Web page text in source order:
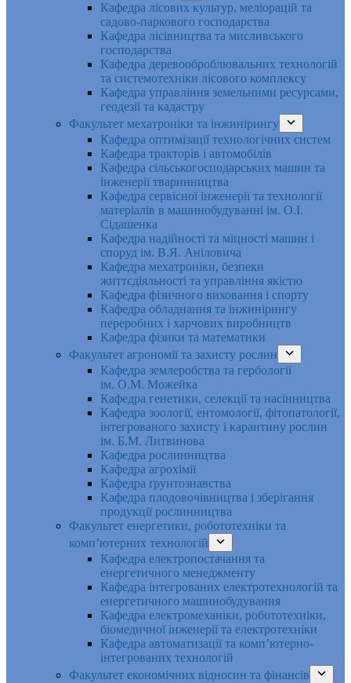
Кафедра лісових культур, меліорацій та
садово-паркового господарства
Кафедра лісівництва та мисливського
господарства
Кафедра деревооброблювальних технологій
та системотехніки лісового комплексу
Кафедра управління земельними ресурсами,
геодезії та кадастру
Факультет мехатроніки та інжинірингу
Кафедра оптимізації технологічних систем
Кафедра тракторів і автомобілів
Кафедра сільськогосподарських машин та
інженерії тваринництва
Кафедра cервісної інженерії та технології
матеріалів в машинобудуванні ім. О.І.
Сідашенка
Кафедра надійності та міцності машин і
споруд ім. В.Я. Аніловича
Кафедра мехатроніки, безпеки
життєдіяльності та управління якістю
Кафедра фізичного виховання і спорту
Кафедра обладнання та інжинірингу
переробних і харчових виробництв
Кафедра фізики та математики
Факультет агрономії та захисту рослин
Кафедра землеробства та гербології
ім. О.М. Можейка
Кафедра генетики, селекції та насінництва
Кафедра зоології, ентомології, фітопатології,
інтегрованого захисту і карантину рослин
ім. Б.М. Литвинова
Кафедра рослинництва
Кафедра агрохімії
Кафедра ґрунтознавства
Кафедра плодовочівництва і зберігання
продукції рослинництва
Факультет енергетики, робототехніки та
комп’ютерних технологій
Кафедра електропостачання та
енергетичного менеджменту
Кафедра інтегрованих електротехнологій та
енергетичного машинобудування
Кафедра електромеханіки, робототехніки,
біомедичної інженерії та електротехніки
Кафедра автоматизації та комп’ютерно-
інтегрованих технологій
Факультет економічних відносин та фінансів